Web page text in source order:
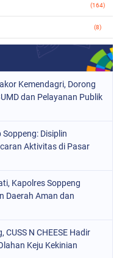
(164)
(8)
(112)
(965)
(212)
Kemendagri, Dorong
dan Pelayanan Publik
Disiplin
Aktivitas di Pasar
Kapolres Soppeng
Daerah Aman dan
N CHEESE Hadir
Keju Kekinian